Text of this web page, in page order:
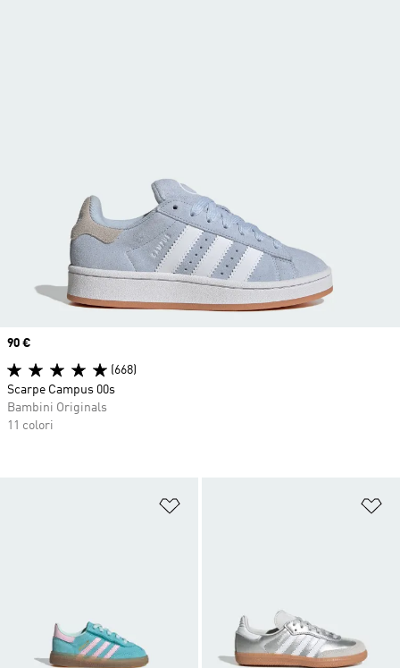
Aggiungi alla lista dei desideri
Price
90 €
(668)
Scarpe Campus 00s
Bambini Originals
11 colori